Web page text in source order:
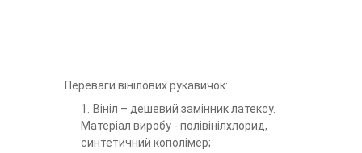
Переваги вінілових рукавичок:
Вініл – дешевий замінник латексу.
Матеріал виробу - полівінілхлорид,
синтетичний кополімер;